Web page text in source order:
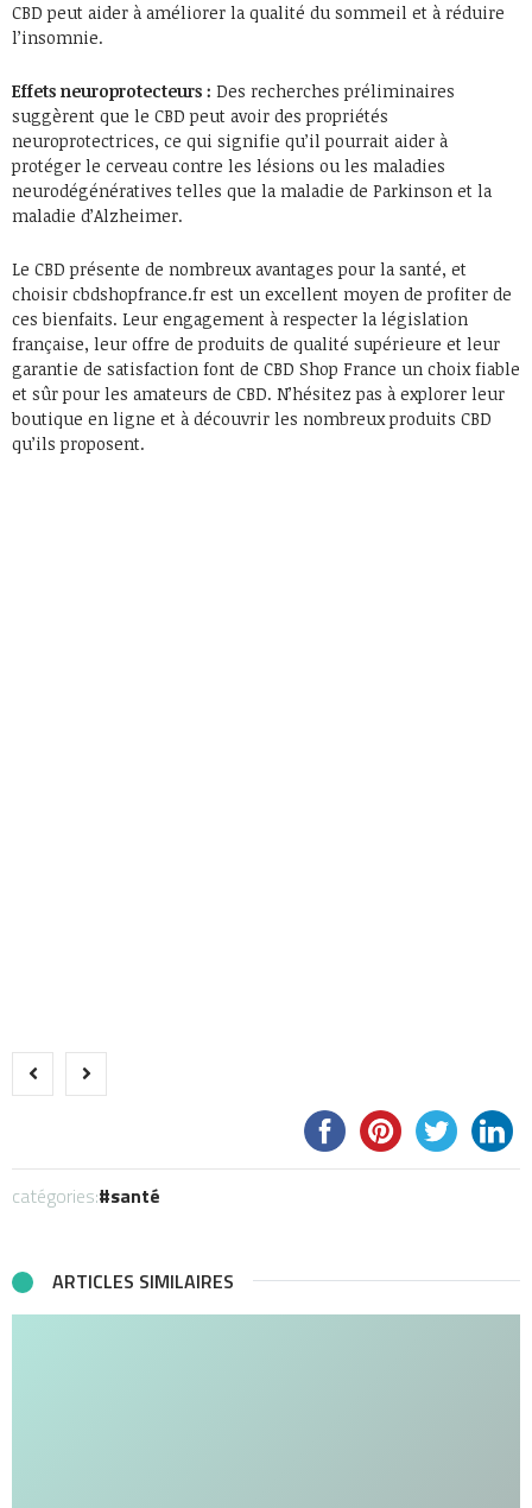
CBD peut aider à améliorer la qualité du sommeil et à réduire
l’insomnie.
Effets neuroprotecteurs : Des recherches préliminaires
suggèrent que le CBD peut avoir des propriétés
neuroprotectrices, ce qui signifie qu’il pourrait aider à
protéger le cerveau contre les lésions ou les maladies
neurodégénératives telles que la maladie de Parkinson et la
maladie d’Alzheimer.
Le CBD présente de nombreux avantages pour la santé, et
choisir cbdshopfrance.fr est un excellent moyen de profiter de
ces bienfaits. Leur engagement à respecter la législation
française, leur offre de produits de qualité supérieure et leur
garantie de satisfaction font de CBD Shop France un choix fiable
et sûr pour les amateurs de CBD. N’hésitez pas à explorer leur
boutique en ligne et à découvrir les nombreux produits CBD
qu’ils proposent.
catégories: santé
ARTICLES SIMILAIRES